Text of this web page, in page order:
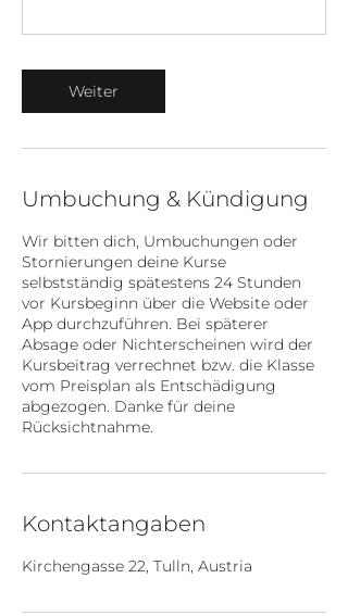
Weiter
Umbuchung & Kündigung
Wir bitten dich, Umbuchungen oder
Stornierungen deine Kurse
selbstständig spätestens 24 Stunden
vor Kursbeginn über die Website oder
App durchzuführen. Bei späterer
Absage oder Nichterscheinen wird der
Kursbeitrag verrechnet bzw. die Klasse
vom Preisplan als Entschädigung
abgezogen. Danke für deine
Rücksichtnahme.
Kontaktangaben
Kirchengasse 22, Tulln, Austria